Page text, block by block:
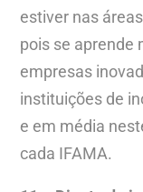
estiver nas
pois se aprende
empresas
instituições de
e em média
cada IFAMA.